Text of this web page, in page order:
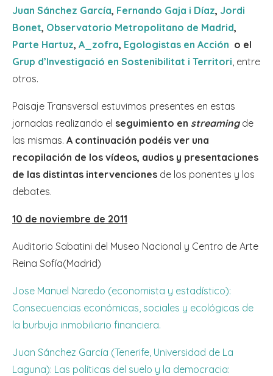
Juan Sánchez García, Fernando Gaja i Díaz, Jordi
Bonet, Observatorio Metropolitano de Madrid,
Parte Hartuz, A_zofra, Egologistas en Acción o el
Grup d’Investigació en Sostenibilitat i Territori , entre
otros.
Paisaje Transversal estuvimos presentes en estas
jornadas realizando el seguimiento en streaming de
las mismas. A continuación podéis ver una
recopilación de los vídeos, audios y presentaciones
de las distintas intervenciones de los ponentes y los
debates.
10 de noviembre de 2011
Auditorio Sabatini del Museo Nacional y Centro de Arte
Reina Sofía(Madrid)
Jose Manuel Naredo (economista y estadístico):
Consecuencias económicas, sociales y ecológicas de
la burbuja inmobiliario financiera.
Juan Sánchez García (Tenerife, Universidad de La
Laguna): Las políticas del suelo y la democracia: